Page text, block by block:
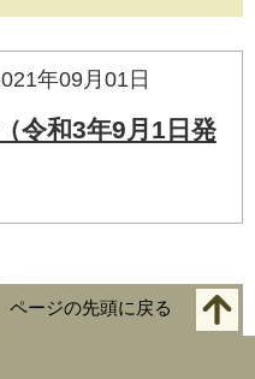
年09月01日
令和3年9月1日発
ページの先頭に戻る